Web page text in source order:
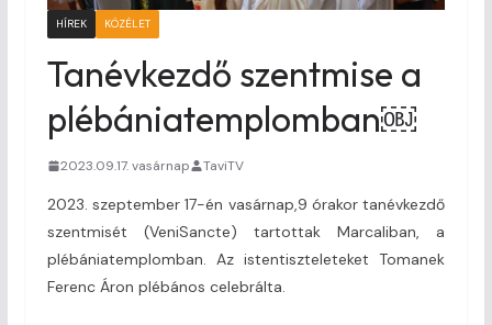
HÍREK KÖZÉLET
Tanévkezdő szentmise a
plébániatemplomban￼
2023.09.17. vasárnap TaviTV
2023. szeptember 17-én vasárnap,9 órakor tanévkezdő
szentmisét (VeniSancte) tartottak Marcaliban, a
plébániatemplomban. Az istentiszteleteket Tomanek
Ferenc Áron plébános celebrálta.